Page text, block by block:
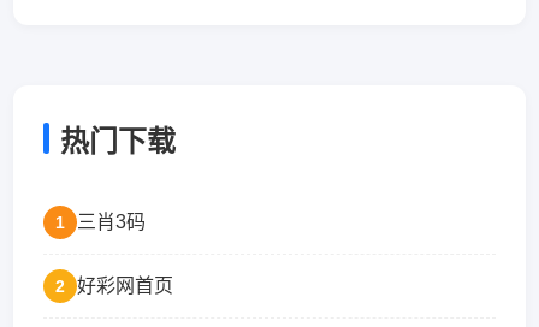
热门下载
1 三肖3码
2 好彩网首页